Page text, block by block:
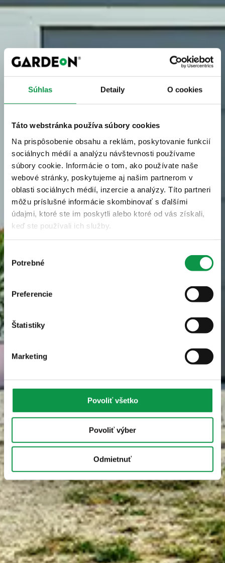
Súhlas Detaily O cookies
Táto webstránka používa súbory cookies
Na prispôsobenie obsahu a reklám, poskytovanie funkcií
sociálnych médií a analýzu návštevnosti používame
súbory cookie. Informácie o tom, ako používate naše
webové stránky, poskytujeme aj našim partnerom v
oblasti sociálnych médií, inzercie a analýzy. Títo partneri
môžu príslušné informácie skombinovať s ďalšími
údajmi, ktoré ste im poskytli alebo ktoré od vás získali,
keď ste používali ich služby.
Výber
súhlasu
Potrebné
Preferencie
Štatistiky
Marketing
Povoliť všetko
Povoliť výber
Odmietnuť